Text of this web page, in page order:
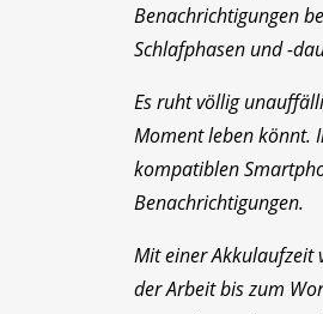
Benachrichtigungen
Schlafphasen und -
Es ruht völlig
Moment leben könnt.
kompatiblen
Benachrichtigungen.
Mit einer Akkulaufzeit
der Arbeit bis zum